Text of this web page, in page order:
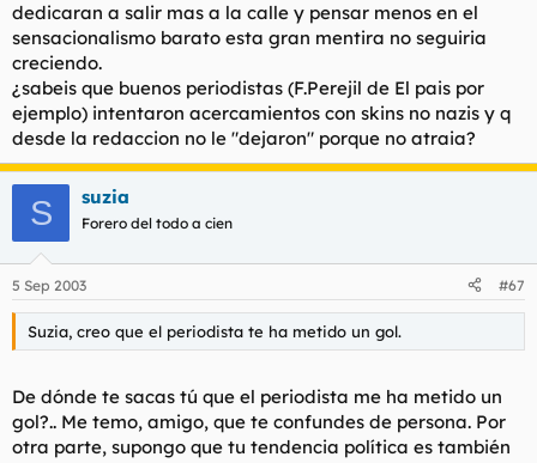
dedicaran a salir mas a la calle y pensar menos en el
sensacionalismo barato esta gran mentira no seguiria
creciendo.
¿sabeis que buenos periodistas (F.Perejil de El pais por
ejemplo) intentaron acercamientos con skins no nazis y q
desde la redaccion no le "dejaron" porque no atraia?
S suzia
Forero del todo a cien
5 Sep 2003 #67
Suzia, creo que el periodista te ha metido un gol.
De dónde te sacas tú que el periodista me ha metido un
gol?.. Me temo, amigo, que te confundes de persona. Por
otra parte, supongo que tu tendencia política es también